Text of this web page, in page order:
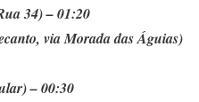
34) – 01:20
via Morada das Águias)
– 00:30